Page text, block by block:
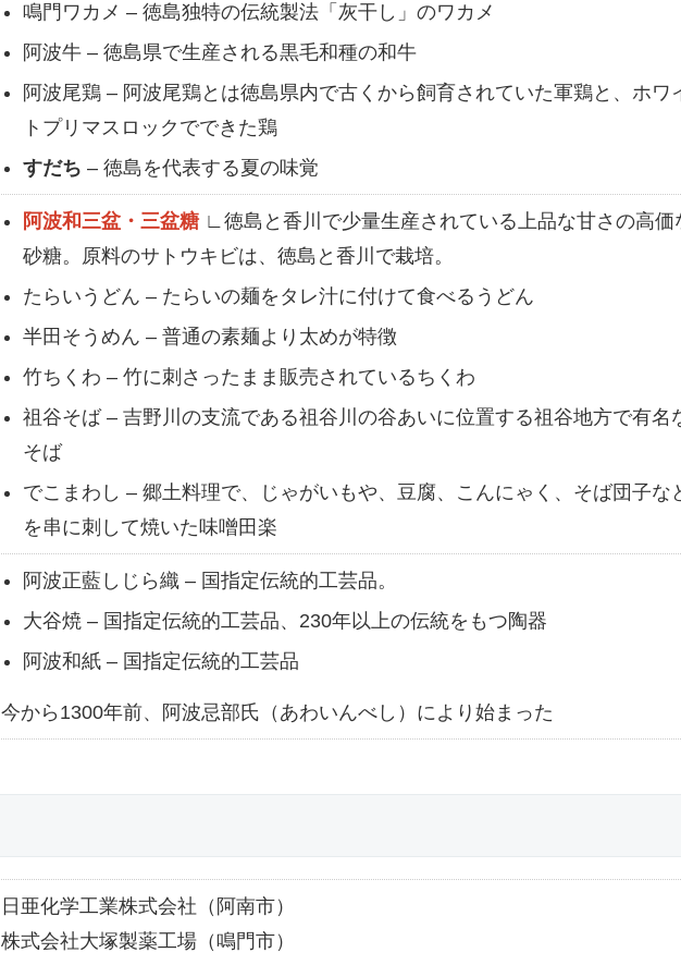
鳴門ワカメ – 徳島独特の伝統製法「灰干し」のワカメ
阿波牛 – 徳島県で生産される黒毛和種の和牛
阿波尾鶏 – 阿波尾鶏とは徳島県内で古くから飼育されていた軍鶏と、ホワ
トプリマスロックでできた鶏
すだち – 徳島を代表する夏の味覚
阿波和三盆・三盆糖∟徳島と香川で少量生産されている上品な甘さの高価
砂糖。原料のサトウキビは、徳島と香川で栽培。
たらいうどん – たらいの麺をタレ汁に付けて食べるうどん
半田そうめん – 普通の素麺より太めが特徴
竹ちくわ – 竹に刺さったまま販売されているちくわ
祖谷そば – 吉野川の支流である祖谷川の谷あいに位置する祖谷地方で有名
そば
でこまわし – 郷土料理で、じゃがいもや、豆腐、こんにゃく、そば団子な
を串に刺して焼いた味噌田楽
阿波正藍しじら織 – 国指定伝統的工芸品。
大谷焼 – 国指定伝統的工芸品、230年以上の伝統をもつ陶器
阿波和紙 – 国指定伝統的工芸品
今から1300年前、阿波忌部氏（あわいんべし）により始まった
日亜化学工業株式会社（阿南市）
株式会社大塚製薬工場（鳴門市）